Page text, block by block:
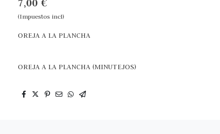
(Impuestos incl)
OREJA A LA PLANCHA
OREJA A LA PLANCHA (MINUTEJOS)